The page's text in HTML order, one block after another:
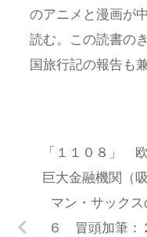
のアニメと漫画が
読む。この読書の
国旅行記の報告も
「１１０８」
巨大金融機関（
マン・サック
６ 冒頭加筆：